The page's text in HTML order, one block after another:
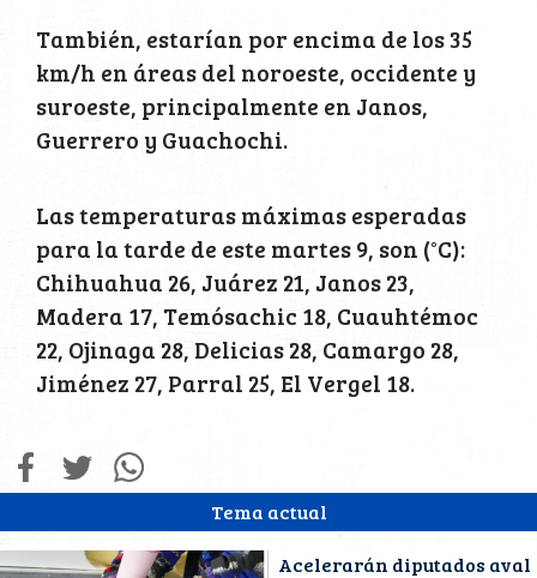
Tema actual
Acelerarán diputados aval
También, estarían por encima de los 35
km/h en áreas del noroeste, occidente y
suroeste, principalmente en Janos,
Guerrero y Guachochi.
Las temperaturas máximas esperadas
para la tarde de este martes 9, son (°C):
Chihuahua 26, Juárez 21, Janos 23,
Madera 17, Temósachic 18, Cuauhtémoc
22, Ojinaga 28, Delicias 28, Camargo 28,
Jiménez 27, Parral 25, El Vergel 18.